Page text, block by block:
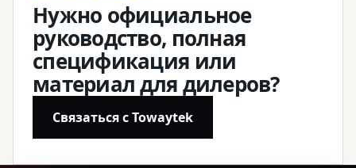
Нужно официальное
руководство, полная
спецификация или
материал для дилеров?
Связаться с Towaytek